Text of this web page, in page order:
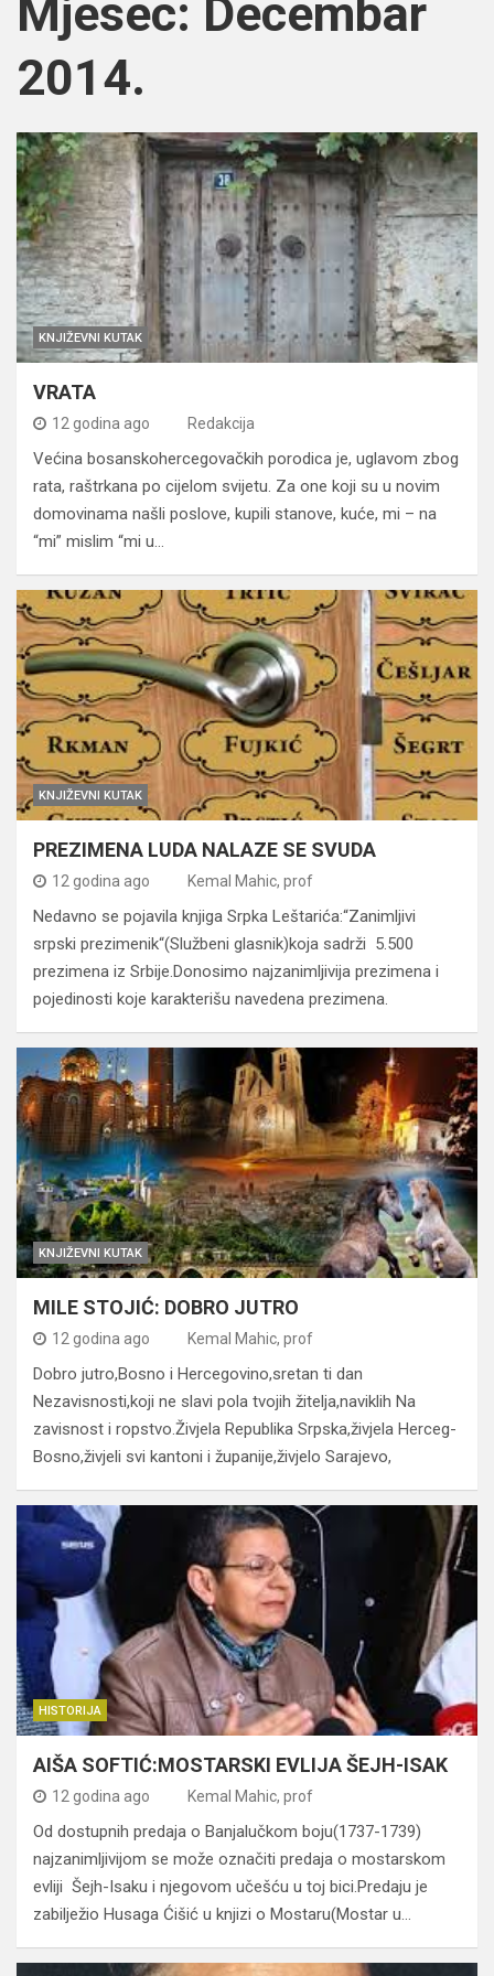
Mjesec: Decembar
2014.
KNJIŽEVNI KUTAK
VRATA
12 godina ago Redakcija
Većina bosanskohercegovačkih porodica je, uglavom zbog
rata, raštrkana po cijelom svijetu. Za one koji su u novim
domovinama našli poslove, kupili stanove, kuće, mi – na
“mi” mislim “mi u…
KNJIŽEVNI KUTAK
PREZIMENA LUDA NALAZE SE SVUDA
12 godina ago Kemal Mahic, prof
Nedavno se pojavila knjiga Srpka Leštarića:“Zanimljivi
srpski prezimenik“(Službeni glasnik)koja sadrži 5.500
prezimena iz Srbije.Donosimo najzanimljivija prezimena i
pojedinosti koje karakterišu navedena prezimena.
KNJIŽEVNI KUTAK
MILE STOJIĆ: DOBRO JUTRO
12 godina ago Kemal Mahic, prof
Dobro jutro,Bosno i Hercegovino,sretan ti dan
Nezavisnosti,koji ne slavi pola tvojih žitelja,naviklih Na
zavisnost i ropstvo.Živjela Republika Srpska,živjela Herceg-
Bosno,živjeli svi kantoni i županije,živjelo Sarajevo,
HISTORIJA
AIŠA SOFTIĆ:MOSTARSKI EVLIJA ŠEJH-ISAK
12 godina ago Kemal Mahic, prof
Od dostupnih predaja o Banjalučkom boju(1737-1739)
najzanimljivijom se može označiti predaja o mostarskom
evliji Šejh-Isaku i njegovom učešću u toj bici.Predaju je
zabilježio Husaga Ćišić u knjizi o Mostaru(Mostar u…